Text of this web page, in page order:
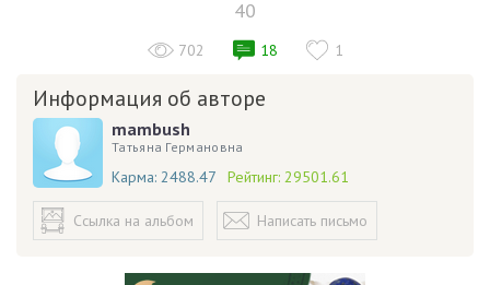
40
702 18 1
Информация об авторе
mambush
Татьяна Германовна
Карма: 2488.47 Рейтинг: 29501.61
Ссылка на альбом Написать письмо